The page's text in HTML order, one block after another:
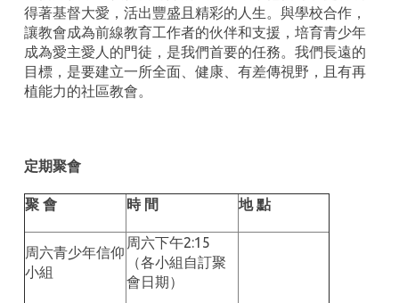
得著基督大愛，活出豐盛且精彩的人生。與學校合作，
讓教會成為前線教育工作者的伙伴和支援，培育青少年
成為愛主愛人的門徒，是我們首要的任務。我們長遠的
目標，是要建立一所全面、健康、有差傳視野，且有再
植能力的社區教會。
定期聚會
聚 會 時 間 地 點
周六青少年信仰
小組
周六下午2:15
（各小組自訂聚
會日期）